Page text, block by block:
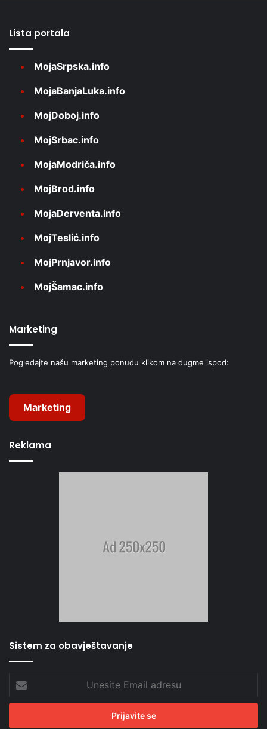
Lista portala
MojaSrpska.info
MojaBanjaLuka.info
MojDoboj.info
MojSrbac.info
MojaModriča.info
MojBrod.info
MojaDerventa.info
MojTeslić.info
MojPrnjavor.info
MojŠamac.info
Marketing
Pogledajte našu marketing ponudu klikom na dugme ispod:
Marketing
Reklama
Sistem za obavještavanje
Email
adresu